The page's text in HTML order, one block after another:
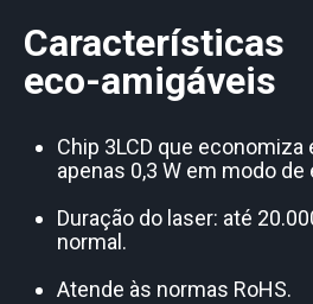
Características
eco-amigáveis
Chip 3LCD que
apenas 0,3 W em modo de
Duração do laser: até
normal.
Atende às normas RoHS.